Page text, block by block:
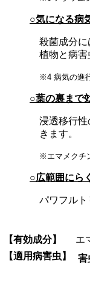
○気になる病
殺菌成分
植物と病害
※4 病気の進
○葉の裏まで
浸透移行
きます。
※エマメクチ
○広範囲にら
パワフルト
【有効成分】
エ
【適用病害虫】
害